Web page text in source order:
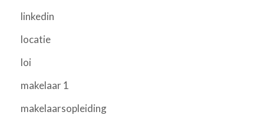
linkedin
locatie
loi
makelaar 1
makelaarsopleiding